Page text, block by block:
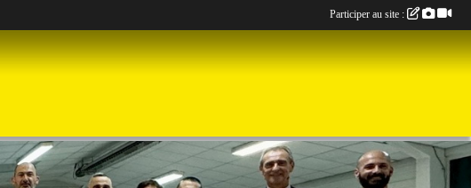
Participer au site :